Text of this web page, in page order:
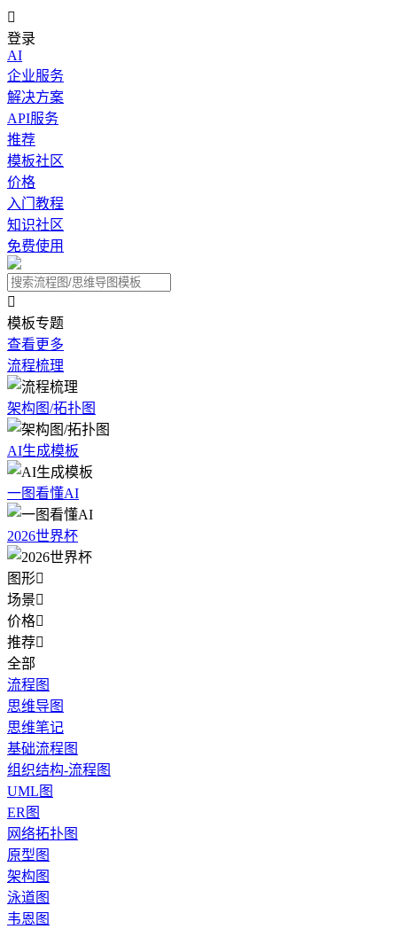

登录
AI
企业服务
解决方案
API服务
推荐
模板社区
价格
入门教程
知识社区
免费使用

模板专题
查看更多
流程梳理
架构图/拓扑图
AI生成模板
一图看懂AI
2026世界杯
图形
场景
价格
推荐
全部
流程图
思维导图
思维笔记
基础流程图
组织结构-流程图
UML图
ER图
网络拓扑图
原型图
架构图
泳道图
韦恩图